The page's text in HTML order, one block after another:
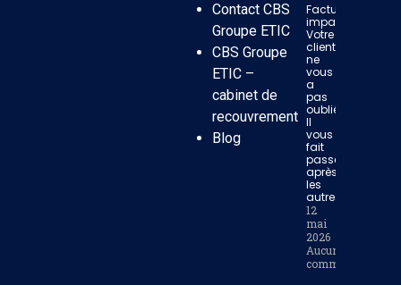
Contact CBS
Groupe ETIC
CBS Groupe
ETIC –
cabinet de
recouvrement
Blog
Facture
impayée:
Votre
client
ne
vous
a
pas
oublié.
Il
vous
fait
passer
après
les
autres.
12
mai
2026
Aucun
commentaire